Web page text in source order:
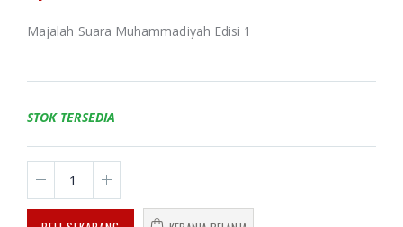
Majalah Suara Muhammadiyah Edisi 1
STOK TERSEDIA